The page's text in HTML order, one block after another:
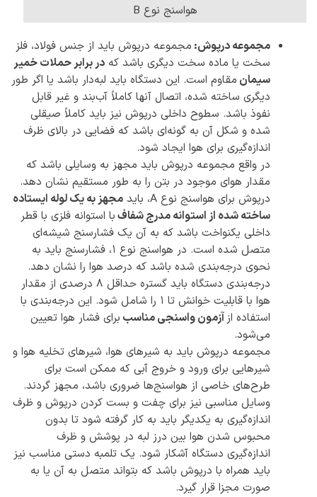
هواسنج نوع B
مجموعه درپوش: مجموعه درپوش باید از جنس فولاد، فلز
سخت یا ماده سخت دیگری باشد کهدر برابر حملات خمیر
سیمان مقاوم است. این دستگاه باید لبه‌دار باشد یا اگر طور
دیگری ساخته شده، اتصال آنها کاملاً آب‌بند و غیر قابل
نفوذ باشد. سطوح داخلی درپوش نیز باید کاملاً صیقلی
شده و شکل آن به گونه‌ای باشد که فضایی در بالای ظرف
اندازه‌گیری برای هوا ایجاد شود.
در واقع مجموعه درپوش باید مجهز به وسایلی باشد که
مقدار هوای موجود در بتن را به طور مستقیم نشان دهد.
درپوش برای هواسنج نوع A، باید
مجهز به یک لوله ایستاده
ساخته شده از استوانه مدرج شفافبا استوانه فلزی با قطر
داخلی یکنواخت باشد که به آن یک فشارسنج شیشه‌ای
متصل شده است. در هواسنج نوع 1، فشارسنج باید به
نحوی درجه‌بندی شده باشد که درصد هوا را نشان دهد.
درجه‌بندی دستگاه باید گستره حداقل ۸ درصدی از مقدار
هوا با قابلیت خوانش تا ۱ را شامل شود. این درجه‌بندی با
استفاده از آزمون واسنجی مناسب برای فشار هوا تعیین
می‌شود.
مجموعه درپوش باید به شیرهای هوا، شیرهای تخلیه هوا و
شیرهایی برای ورود و خروج آبی که ممکن است برای
طرح‌های خاصی از هواسنج‌ها ضروری باشد، مجهز گردند.
وسایل مناسبی نیز برای چفت و بست کردن درپوش و ظرف
اندازه‌گیری به یکدیگر باید به کار گرفته شود تا بدون
محبوس شدن هوا بین درز لبه در پوشش و ظرف
اندازه‌گیری دستگاه آشکار شود. یک تلمبه دستی مناسب نیز
باید همراه با درپوش باشد که بتواند متصل به آن یا به
صورت مجزا قرار گیرد.